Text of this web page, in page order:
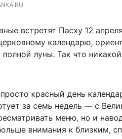
встретят Пасху 12
календарю,
полной луны. Так что
красный день
за семь недель — с
меню, но и
внимания к близким,